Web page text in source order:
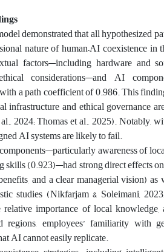
demonstrated that all hypothesized
nature of human–AI coexistence
factors—including hardware and
considerations—and AI
a path coefficient of 0.986. This
infrastructure and ethical governance
2024; Thomas et al., 2025). Notably,
AI systems are likely to fail.
awareness of
skills (0.923)—had strong direct effects
and a clear managerial vision)
studies (Nikfarjam & Soleimani,
importance of local
regions, employees’ familiarity with
AI cannot easily replicate.